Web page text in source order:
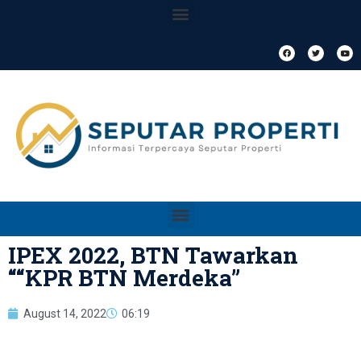
IPEX 2022, BTN Tawarkan
““KPR BTN Merdeka”
August 14, 2022 06:19